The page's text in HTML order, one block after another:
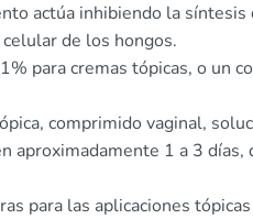
actúa inhibiendo la
de los hongos.
para cremas tópicas, o un
comprimido vaginal,
aproximadamente 1 a 3 días,
para las aplicaciones